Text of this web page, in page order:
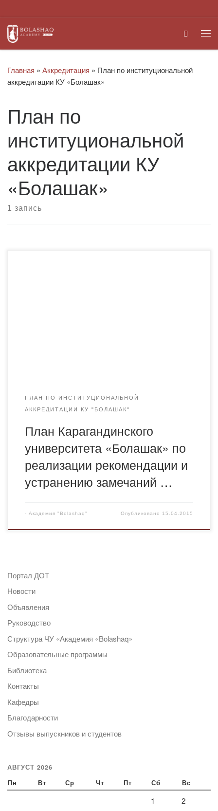
Search
Главная » Аккредитация » План по институциональной
аккредитации КУ «Болашак»
План по
институциональной
аккредитации КУ
«Болашак»
1 запись
ПЛАН ПО ИНСТИТУЦИОНАЛЬНОЙ
АККРЕДИТАЦИИ КУ "БОЛАШАК"
План Карагандинского
университета «Болашак» по
реализации рекомендации и
устранению замечаний …
- Академия "Bolashaq" Опубликовано 15.04.2015
Портал ДОТ
Новости
Объявления
Руководство
Структура ЧУ «Академия «Bolashaq»
Образовательные программы
Библиотека
Контакты
Кафедры
Благодарности
Отзывы выпускников и студентов
АВГУСТ 2026
Пн Вт Ср Чт Пт Сб Вс
1 2